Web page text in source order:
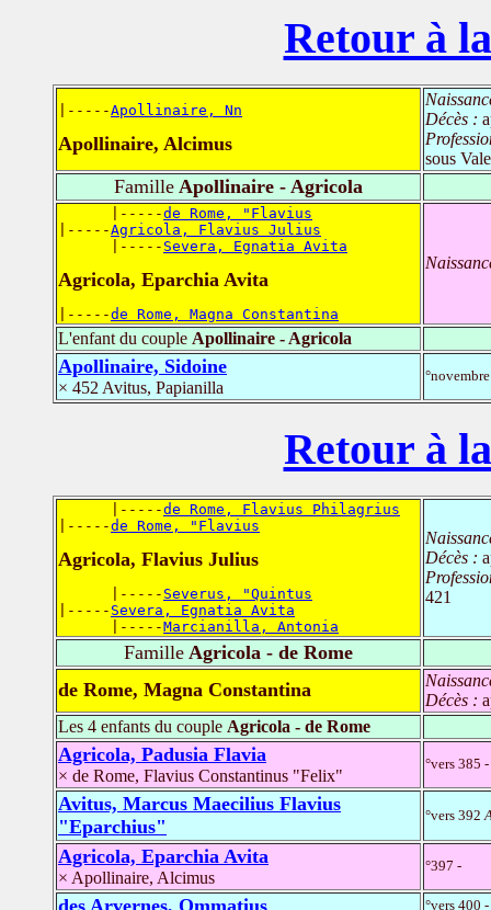
Retour à
|-----Apollinaire, Nn
Apollinaire, Alcimus
Décès :
sous
Famille Apollinaire - Agricola
      |-----
de Rome, "Flavius
|-----Agricola, Flavius Julius
      |-----
Severa, Egnatia Avita
Agricola, Eparchia Avita
|-----de Rome, Magna Constantina
L'enfant du couple Apollinaire - Agricola
Apollinaire, Sidoine
× 452 Avitus, Papianilla
Retour à
      |-----
de Rome, Flavius Philagrius
|-----de Rome, "Flavius
Agricola, Flavius Julius
      |-----
Severus, "Quintus
|----- Severa, Egnatia Avita
      |-----
Marcianilla, Antonia
Décès :
421
Famille Agricola - de Rome
de Rome, Magna Constantina
Décès :
Les 4 enfants du couple Agricola - de Rome
Agricola, Padusia Flavia
× de Rome, Flavius Constantinus "Felix"
°vers 385 -
Avitus, Marcus Maecilius Flavius
"Eparchius"
°vers 392
Agricola, Eparchia Avita
× Apollinaire, Alcimus
°397 -
des Arvernes, Ommatius °vers 400